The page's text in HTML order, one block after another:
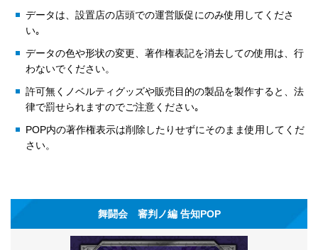
データは、設置店の店頭での運営販促にのみ使用してくださ
い｡
データの色や形状の変更、著作権表記を消去しての使用は、行
わないでください。
許可無くノベルティグッズや販売目的の製品を製作すると、法
律で罰せられますのでご注意ください｡
POP内の著作権表示は削除したりせずにそのまま使用してくだ
さい。
舞闘会 審判ノ編 告知POP